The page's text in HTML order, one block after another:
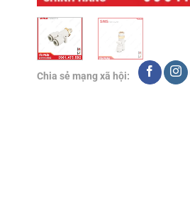
Chia sẻ mạng xã hội: